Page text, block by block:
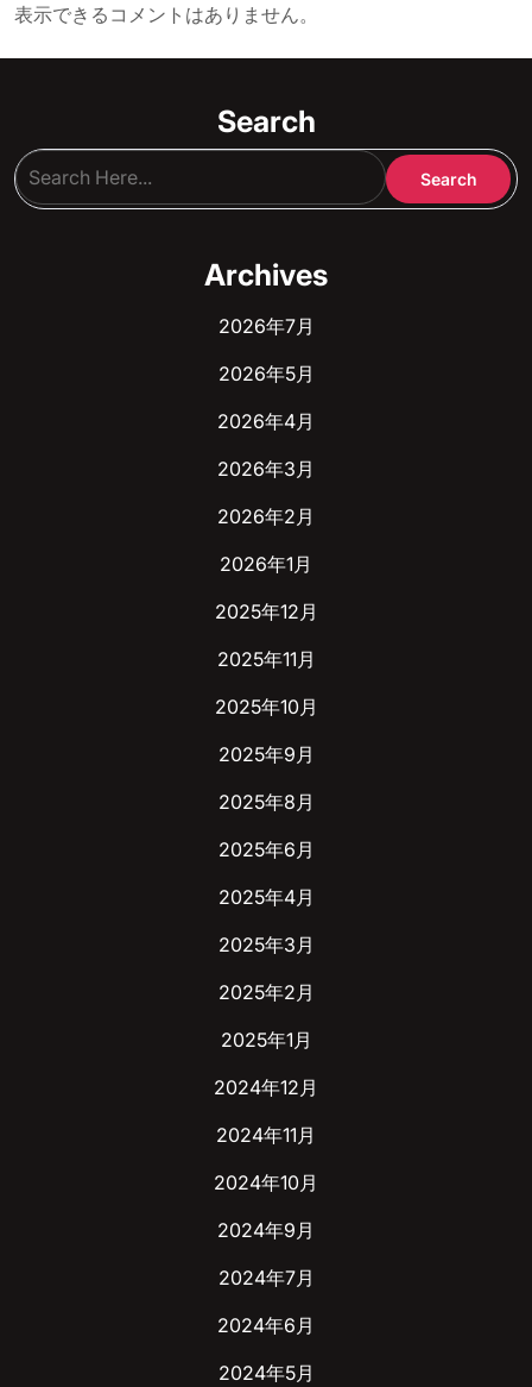
表示できるコメントはありません。
Search
Archives
2026年7月
2026年5月
2026年4月
2026年3月
2026年2月
2026年1月
2025年12月
2025年11月
2025年10月
2025年9月
2025年8月
2025年6月
2025年4月
2025年3月
2025年2月
2025年1月
2024年12月
2024年11月
2024年10月
2024年9月
2024年7月
2024年6月
2024年5月